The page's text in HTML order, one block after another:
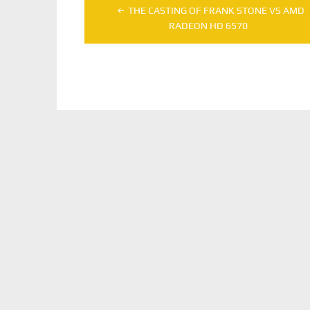
THE CASTING OF FRANK STONE VS AMD
RADEON HD 6570